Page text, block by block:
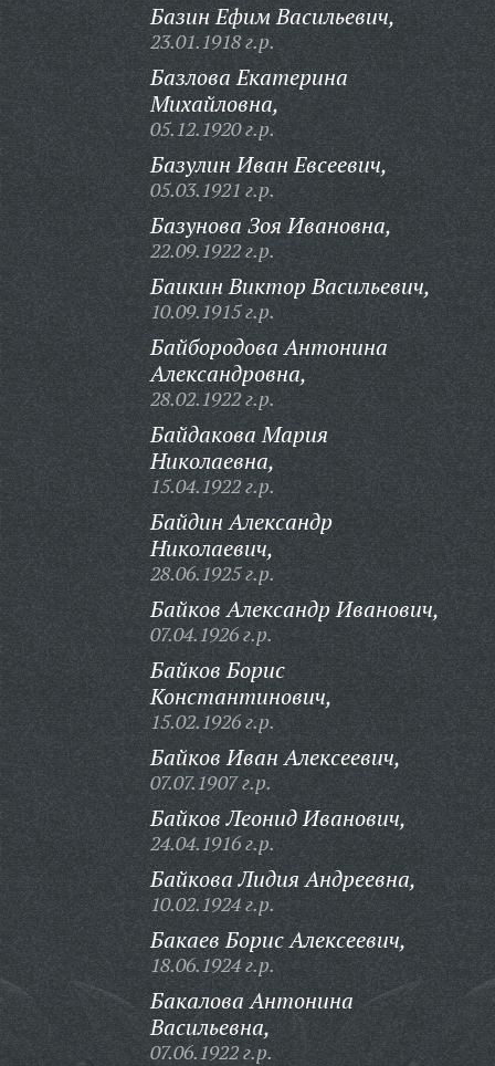
Базин Ефим Васильевич,
23.01.1918 г.р.
Базлова Екатерина
Михайловна,
05.12.1920 г.р.
Базулин Иван Евсеевич,
05.03.1921 г.р.
Базунова Зоя Ивановна,
22.09.1922 г.р.
Баикин Виктор Васильевич,
10.09.1915 г.р.
Байбородова Антонина
Александровна,
28.02.1922 г.р.
Байдакова Мария
Николаевна,
15.04.1922 г.р.
Байдин Александр
Николаевич,
28.06.1925 г.р.
Байков Александр Иванович,
07.04.1926 г.р.
Байков Борис
Константинович,
15.02.1926 г.р.
Байков Иван Алексеевич,
07.07.1907 г.р.
Байков Леонид Иванович,
24.04.1916 г.р.
Байкова Лидия Андреевна,
10.02.1924 г.р.
Бакаев Борис Алексеевич,
18.06.1924 г.р.
Бакалова Антонина
Васильевна,
07.06.1922 г.р.